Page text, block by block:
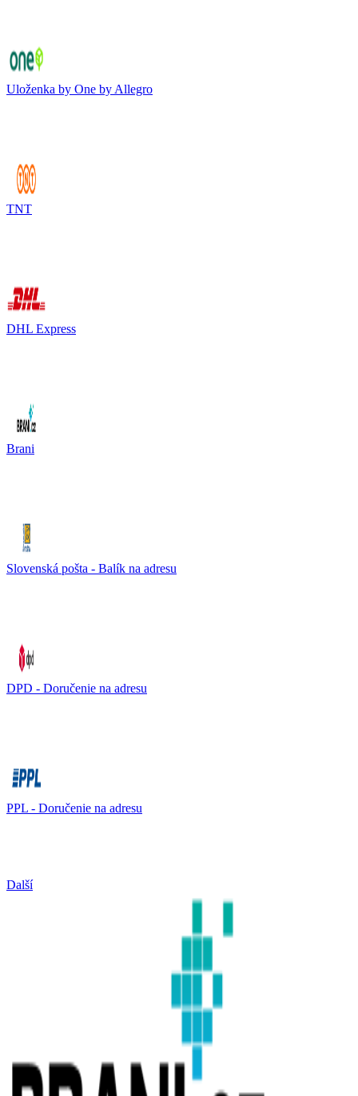
Uloženka by One by Allegro
TNT
DHL Express
Brani
Slovenská pošta - Balík na adresu
DPD - Doručenie na adresu
PPL - Doručenie na adresu
Další